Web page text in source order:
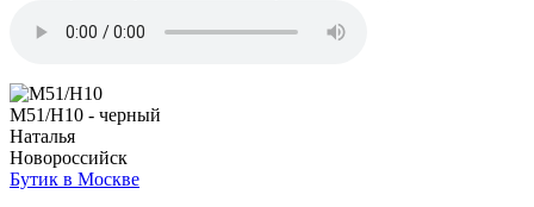
M51/H10 - черный
Наталья
Новороссийск
Бутик в Москве